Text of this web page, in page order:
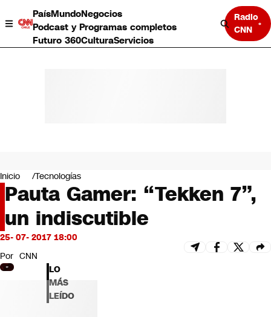
PaísMundoNegocios
Podcast y Programas completos
Futuro 360CulturaServicios
Radio
CNN
Negocios
Deportes
Programas completos
Cultura
Servicios
Bits
CNN Data
CNN tiempo
Futuro 360
Inicio Tecnologías
Pauta Gamer: “Tekken 7”,
un indiscutible
25- 07- 2017 18:00
Por CNN
LO
MÁS
LEÍDO